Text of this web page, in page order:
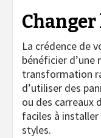
Changer
La crédence de
bénéficier d’une
transformation
d’utiliser des
ou des carreaux
faciles à
styles.